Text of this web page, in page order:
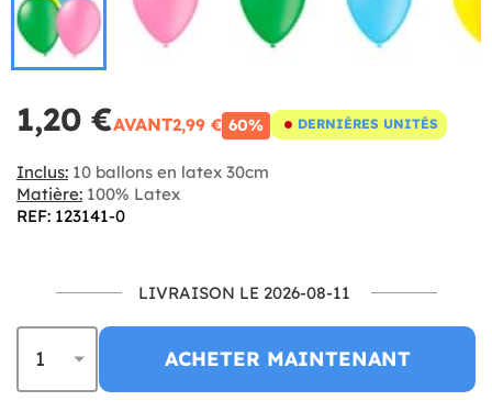
1,20 €AVANT2,99 € 60% DERNIÈRES UNITÉS
Inclus: 10 ballons en latex 30cm
Matière: 100% Latex
REF: 123141-0
LIVRAISON LE 2026-08-11
ACHETER MAINTENANT